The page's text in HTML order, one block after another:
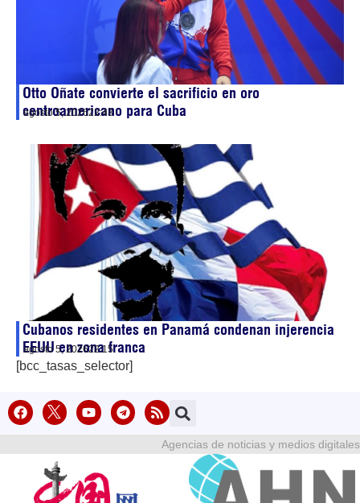
Otto Oñate convierte el sacrificio en oro
centroamericano para Cuba
agosto 5, 202622:43
Cubanos residentes en Panamá condenan injerencia
EEUU en zona franca
agosto 5, 202622:15
[bcc_tasas_selector]
Agencias de noticias y medios digitales